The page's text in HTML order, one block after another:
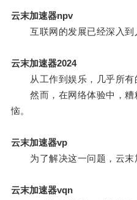
云末加速器npv
互联网的发展已经深入到
云末加速器2024
从工作到娱乐，几乎所有
然而，在网络体验中，糟
恼。
云末加速器vp
为了解决这一问题，云末
云末加速器vqn